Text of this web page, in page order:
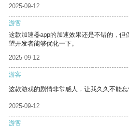
2025-09-12
游客
这款加速器app的加速效果还是不错的，但
望开发者能够优化一下。
2025-09-12
游客
这款游戏的剧情非常感人，让我久久不能忘
2025-09-12
游客